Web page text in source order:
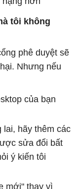
tôi không
phê duyệt sẽ
Nhưng nếu
của bạn
hãy thêm các
sửa đổi bất
ý kiến ​​tôi
mới" thay vì